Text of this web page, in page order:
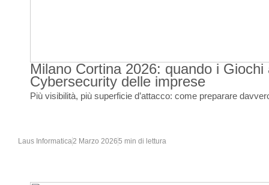
Milano Cortina 2026: quando i
Cybersecurity delle imprese
Più visibilità, più superficie d’attacco: come preparare
Laus Informatica2 Marzo 20265 min di lettura